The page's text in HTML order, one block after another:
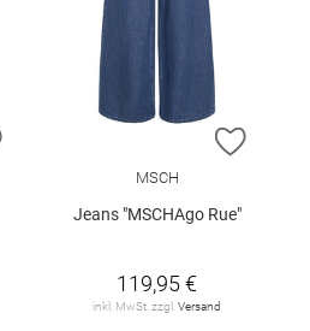
ZUR WUNSCHLISTE HINZUFÜGEN
ZUR
MSCH
Jeans "MSCHAgo Rue"
119,95 €
inkl. MwSt. zzgl. Versand